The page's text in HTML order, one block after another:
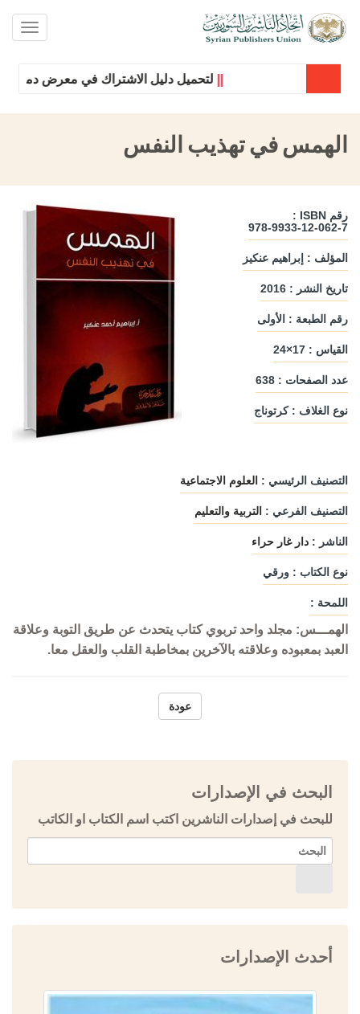
لتحميل دليل الاشتراك في معرض دمشق
الهمس في تهذيب النفس
رقم ISBN :
978-9933-12-062-7
المؤلف : إبراهيم عنكيز
تاريخ النشر : 2016
رقم الطبعة : الأولى
القياس : 17×24
عدد الصفحات : 638
نوع الغلاف : كرتوناج
التصنيف الرئيسي : العلوم الاجتماعية
التصنيف الفرعي : التربية والتعليم
الناشر : دار غار حراء
نوع الكتاب : ورقي
اللمحة :
الهمـــس: مجلد واحد تربوي كتاب يتحدث عن طريق التوبة وعلاقة
العبد بمعبوده وعلاقته بالآخرين بمخاطبة القلب والعقل معا.
عودة
البحث في الإصدارات
للبحث في إصدارات الناشرين اكتب اسم الكتاب او الكاتب
أحدث الإصدارات